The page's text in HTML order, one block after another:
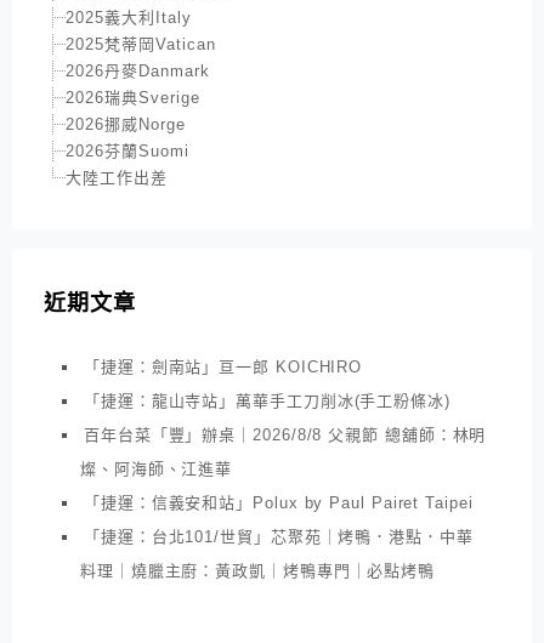
2025義大利Italy
2025梵蒂岡Vatican
2026丹麥Danmark
2026瑞典Sverige
2026挪威Norge
2026芬蘭Suomi
大陸工作出差
近期文章
「捷運：劍南站」亘一郎 KOICHIRO
「捷運：龍山寺站」萬華手工刀削冰(手工粉條冰)
百年台菜「豐」辦桌｜2026/8/8 父親節 總舖師：林明
燦、阿海師、江進華
「捷運：信義安和站」Polux by Paul Pairet Taipei
「捷運：台北101/世貿」芯聚苑｜烤鴨．港點．中華
料理｜燒臘主廚：黃政凱｜烤鴨專門｜必點烤鴨